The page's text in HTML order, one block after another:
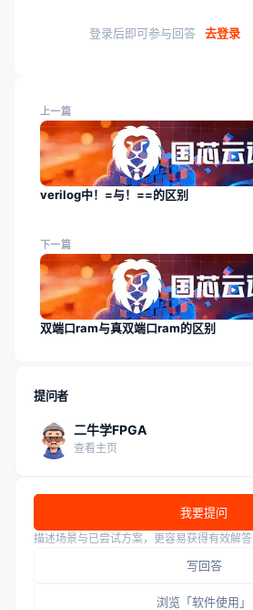
登录后即可参与回答 去登录
上一篇
verilog中！=与！==的区别
下一篇
双端口ram与真双端口ram的区别
提问者
二牛学FPGA
查看主页
我要提问
描述场景与已尝试方案，更容易获得有效解答
写回答
浏览「软件使用」